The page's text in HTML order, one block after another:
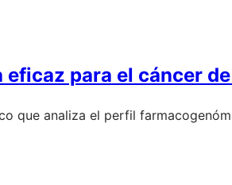
para el cáncer
que analiza el perfil